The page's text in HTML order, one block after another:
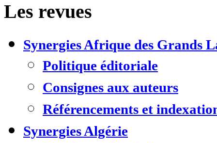
Les revues
Synergies Afrique des Grands
Politique éditoriale
Consignes aux auteurs
Référencements et
Synergies Algérie